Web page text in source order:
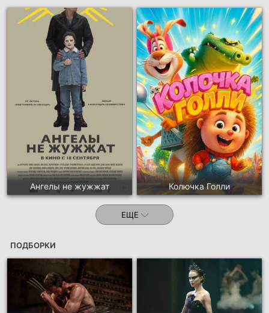
Ангелы не жужжат Колючка Голли
ЕЩЕ
ПОДБОРКИ